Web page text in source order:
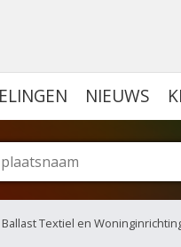
NIEUWS
Ballast Textiel en